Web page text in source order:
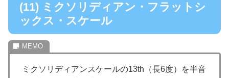
(11) ミクソリディアン・フラットシ
ックス・スケール
ミクソリディアンスケールの13th（長6度）を半音